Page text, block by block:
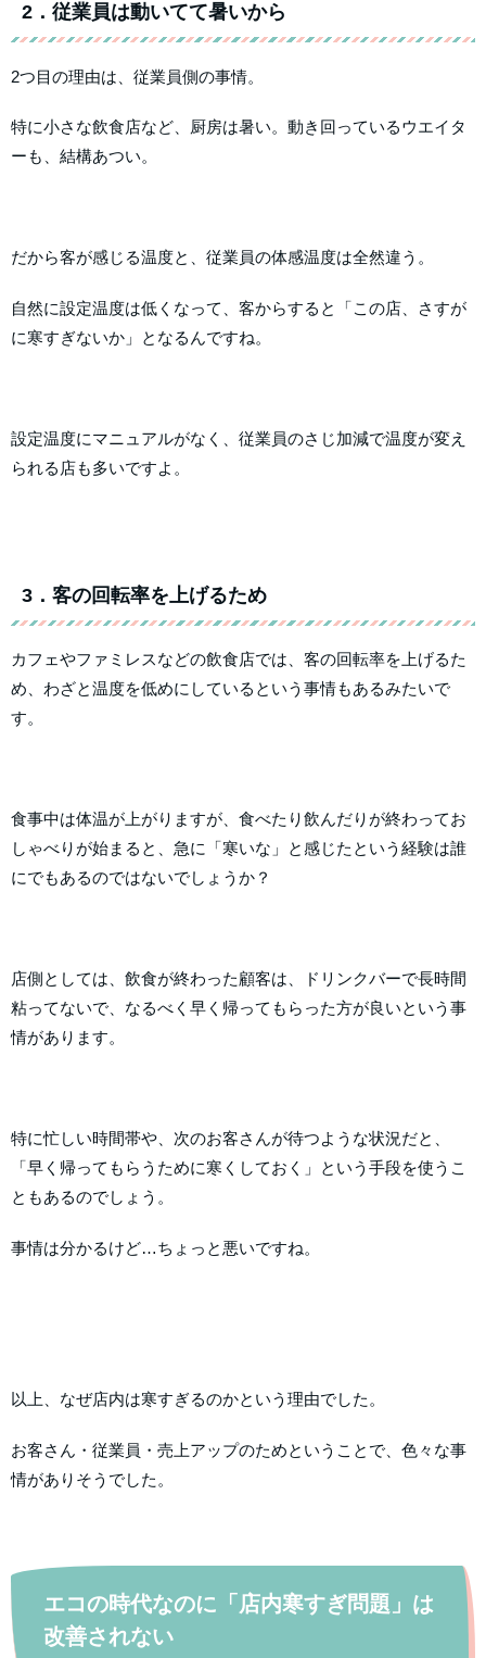
2．従業員は動いてて暑いから
2つ目の理由は、従業員側の事情。
特に小さな飲食店など、厨房は暑い。動き回っているウエイタ
ーも、結構あつい。
だから客が感じる温度と、従業員の体感温度は全然違う。
自然に設定温度は低くなって、客からすると「この店、さすが
に寒すぎないか」となるんですね。
設定温度にマニュアルがなく、従業員のさじ加減で温度が変え
られる店も多いですよ。
3．客の回転率を上げるため
カフェやファミレスなどの飲食店では、客の回転率を上げるた
め、わざと温度を低めにしているという事情もあるみたいで
す。
食事中は体温が上がりますが、食べたり飲んだりが終わってお
しゃべりが始まると、急に「寒いな」と感じたという経験は誰
にでもあるのではないでしょうか？
店側としては、飲食が終わった顧客は、ドリンクバーで長時間
粘ってないで、なるべく早く帰ってもらった方が良いという事
情があります。
特に忙しい時間帯や、次のお客さんが待つような状況だと、
「早く帰ってもらうために寒くしておく」という手段を使うこ
ともあるのでしょう。
事情は分かるけど…ちょっと悪いですね。
以上、なぜ店内は寒すぎるのかという理由でした。
お客さん・従業員・売上アップのためということで、色々な事
情がありそうでした。
エコの時代なのに「店内寒すぎ問題」は
改善されない